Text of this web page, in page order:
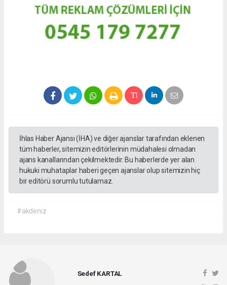
İhlas Haber Ajansı (İHA) ve diğer ajanslar tarafından eklenen
tüm haberler, sitemizin editörlerinin müdahalesi olmadan
ajans kanallarından çekilmektedir. Bu haberlerde yer alan
hukuki muhataplar haberi geçen ajanslar olup sitemizin hiç
bir editörü sorumlu tutulamaz.
#akdeniz
Sedef KARTAL